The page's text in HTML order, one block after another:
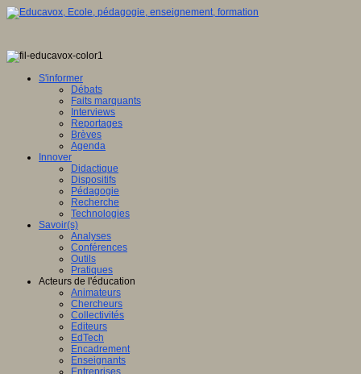
S'informer
Débats
Faits marquants
Interviews
Reportages
Brèves
Agenda
Innover
Didactique
Dispositifs
Pédagogie
Recherche
Technologies
Savoir(s)
Analyses
Conférences
Outils
Pratiques
Acteurs de l'éducation
Animateurs
Chercheurs
Collectivités
Editeurs
EdTech
Encadrement
Enseignants
Entreprises